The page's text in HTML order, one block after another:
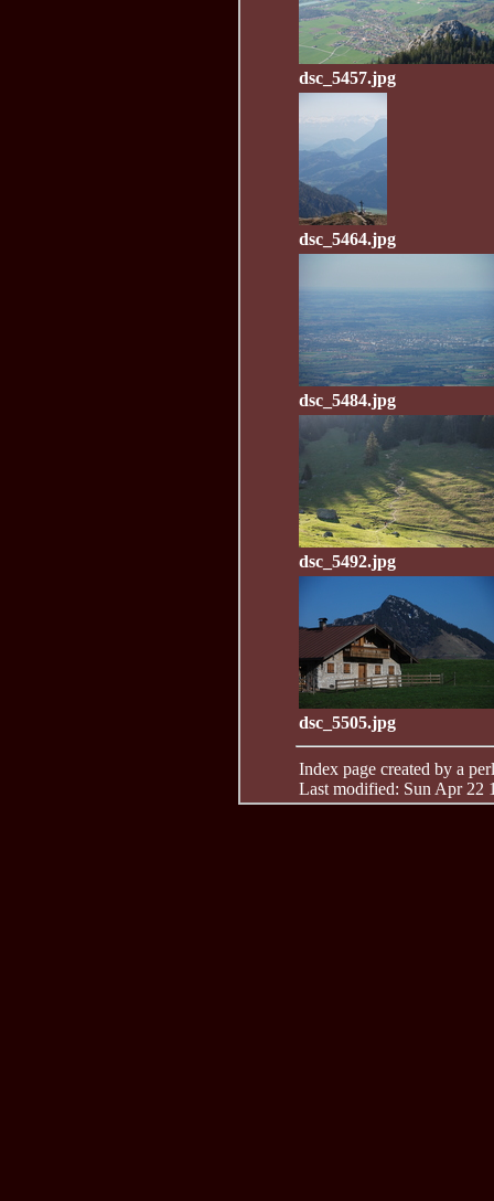
dsc_5457.jpg
dsc_5464.jpg
dsc_5484.jpg
dsc_5492.jpg
dsc_5505.jpg
Index page created by a
Last modified: Sun Apr 22